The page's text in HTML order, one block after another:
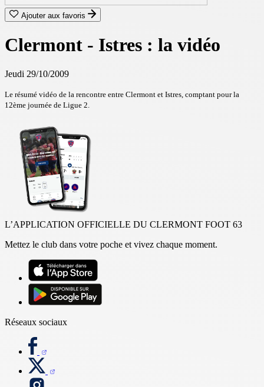
Ajouter aux favoris
Clermont - Istres : la vidéo
Jeudi 29/10/2009
Le résumé vidéo de la rencontre entre Clermont et Istres, comptant pour la
12ème journée de Ligue 2.
L’APPLICATION OFFICIELLE DU CLERMONT FOOT 63
Mettez le club dans votre poche et vivez chaque moment.
Réseaux sociaux